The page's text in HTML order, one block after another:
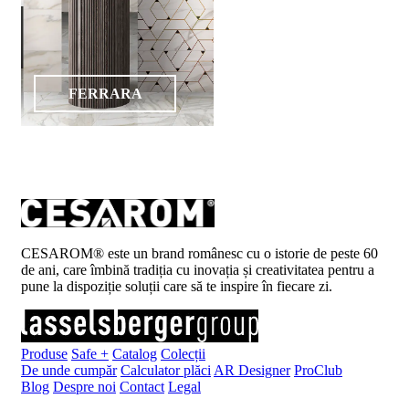
FERRARA
CESAROM® este un brand românesc cu o istorie de peste 60
de ani, care îmbină tradiția cu inovația și creativitatea pentru a
pune la dispoziție soluții care să te inspire în fiecare zi.
Produse Safe + Catalog Colecții
De unde cumpăr Calculator plăci AR Designer ProClub
Blog Despre noi Contact Legal